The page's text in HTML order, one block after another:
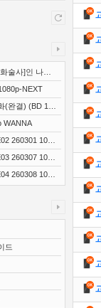
술사]인 나는
108..
NEXT
(완결) (BD 192
WANNA
260301 1080
260307 1080
260308 1080
드